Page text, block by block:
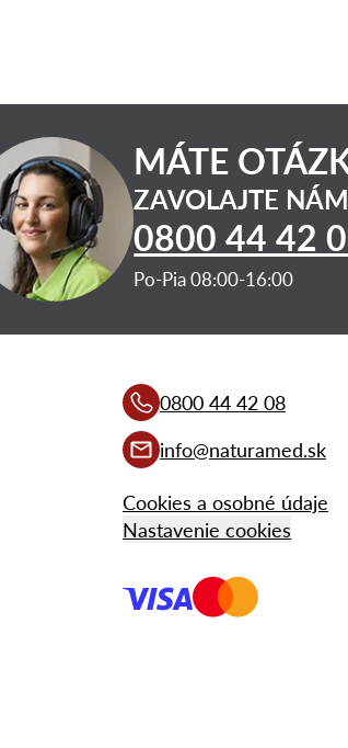
MÁTE
ZAVOLAJTE NÁM
0800 44 42
Po-Pia 08:00-16:00
0800 44 42 08
info@naturamed.sk
Cookies a osobné údaje
Nastavenie cookies